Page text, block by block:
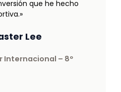
que he hecho
Lee
Internacional – 8º